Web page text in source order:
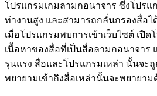
โปรแกรมเกมลามกอนาจาร ซึ่งโปร
ทำงานสูง และสามารถกลั่นกรองสื่อ
เมื่อโปรแกรมพบการเข้าเว็บไซต์ เปิด
เนื้อหาของสื่อที่เป็นสื่อลามกอนาจาร
รุนแรง สื่อและโปรแกรมเหล่า นั้นจะ
พยายามเข้าถึงสื่อเหล่านั้นจะพยายาม